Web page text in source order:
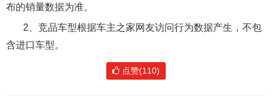
布的销量数据为准。
2、竞品车型根据车主之家网友访问行为数据产生，不包
含进口车型。
点赞(110)